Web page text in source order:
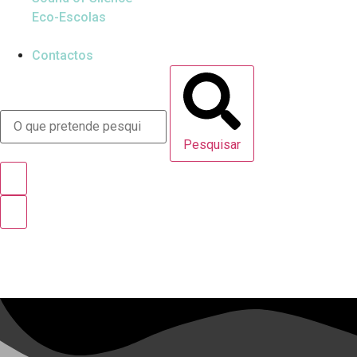
Eco-Escolas
Contactos
Pesquisar